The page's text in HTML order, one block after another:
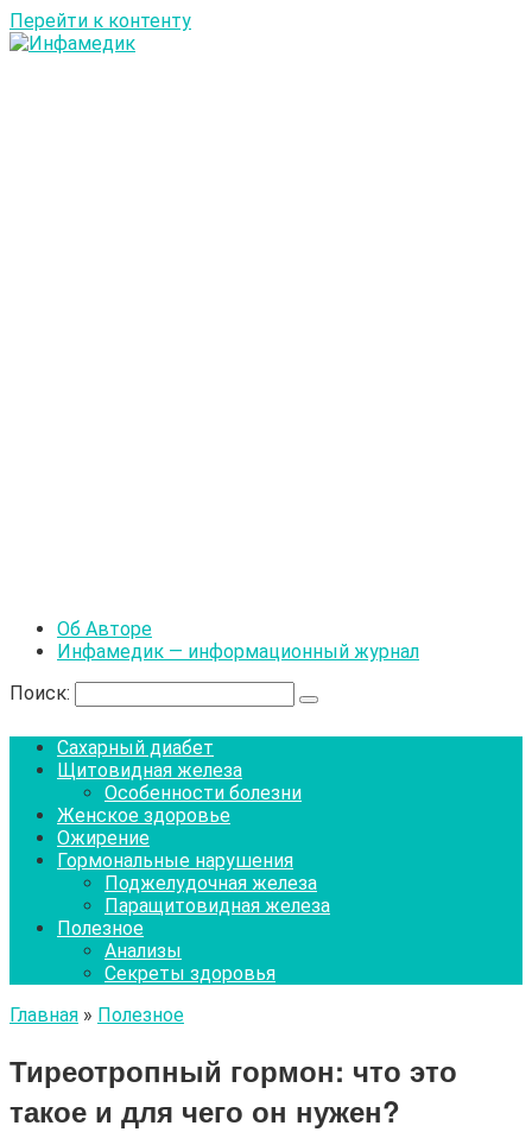
Перейти к контенту
Об Авторе
Инфамедик — информационный журнал
Поиск:
Сахарный диабет
Щитовидная железа
Особенности болезни
Женское здоровье
Ожирение
Гормональные нарушения
Поджелудочная железа
Паращитовидная железа
Полезное
Анализы
Секреты здоровья
Главная » Полезное
Тиреотропный гормон: что это
такое и для чего он нужен?